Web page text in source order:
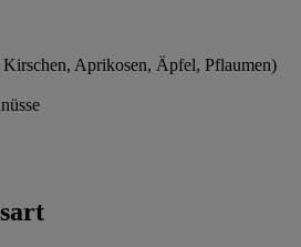
Aprikosen, Äpfel, Pflaumen)